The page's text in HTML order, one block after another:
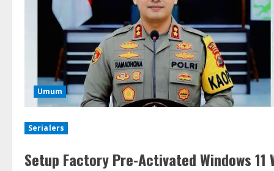
Umum
Serialers
Setup Factory Pre-Activated Windows 11